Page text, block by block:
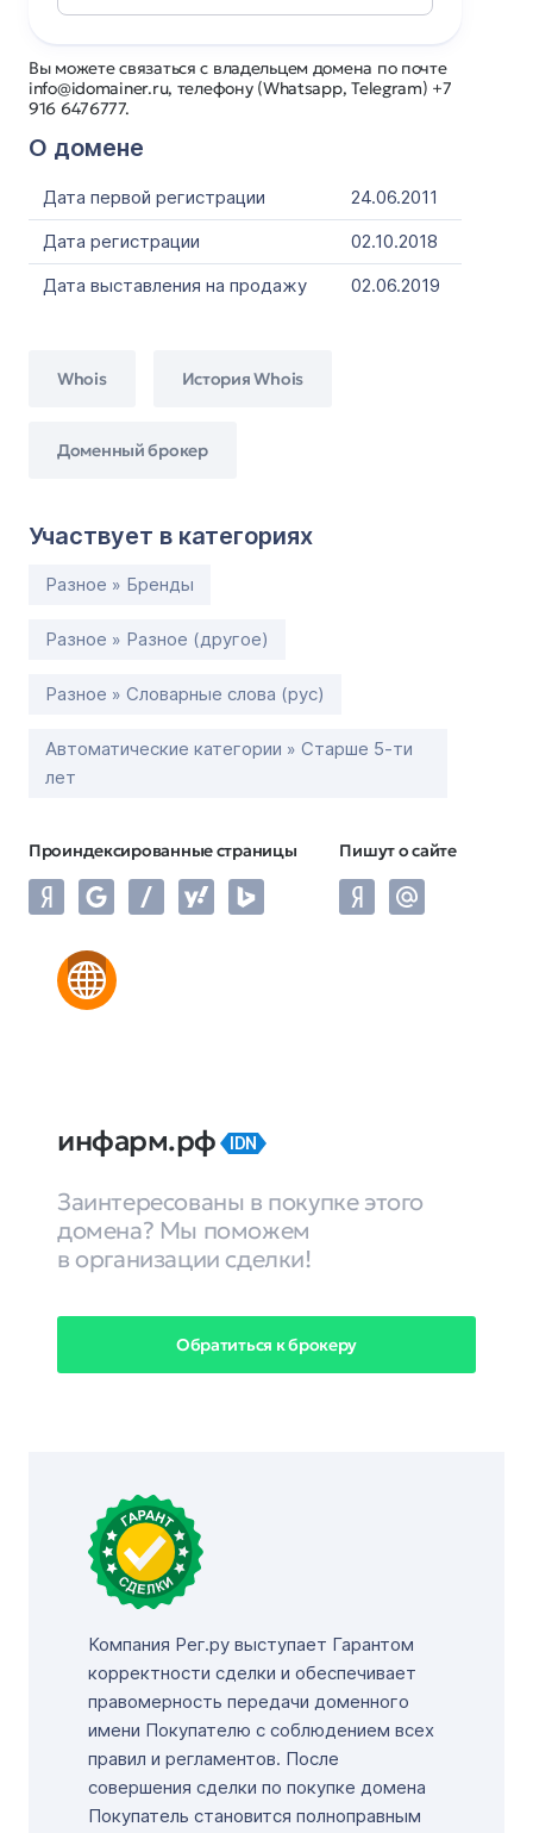
Вы можете связаться с владельцем домена по почте
info@idomainer.ru, телефону (Whatsapp, Telegram) +7
916 6476777.
О домене
Дата первой регистрации
24.06.2011
Дата регистрации
02.10.2018
Дата выставления на продажу
02.06.2019
Whois История Whois
Доменный брокер
Участвует в категориях
Разное » Бренды
Разное » Разное (другое)
Разное » Словарные слова (рус)
Автоматические категории » Старше 5-ти
лет
Проиндексированные страницы Пишут о сайте
инфарм.рф IDN
Заинтересованы в покупке этого
домена? Мы поможем
в организации сделки!
Обратиться к брокеру
Компания Рег.ру выступает Гарантом
корректности сделки и обеспечивает
правомерность передачи доменного
имени Покупателю с соблюдением всех
правил и регламентов. После
совершения сделки по покупке домена
Покупатель становится полноправным